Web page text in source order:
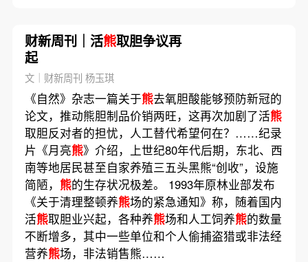
财新周刊｜活熊取胆争议再
起
文｜财新周刊 杨玉琪
《自然》杂志一篇关于熊去氧胆酸能够预防新冠的
论文，推动熊胆制品价销两旺，这再次加剧了活熊
取胆反对者的担忧，人工替代希望何在？……纪录
片《月亮熊》介绍，上世纪80年代后期，东北、西
南等地居民甚至自家养殖三五头黑熊“创收”，设施
简陋， 熊的生存状况极差。 1993年原林业部发布
《关于清理整顿养熊场的紧急通知》称，随着国内
活熊取胆业兴起，各种养熊场和人工饲养熊的数量
不断增多，其中一些单位和个人偷捕盗猎或非法经
营养熊场，非法销售熊……